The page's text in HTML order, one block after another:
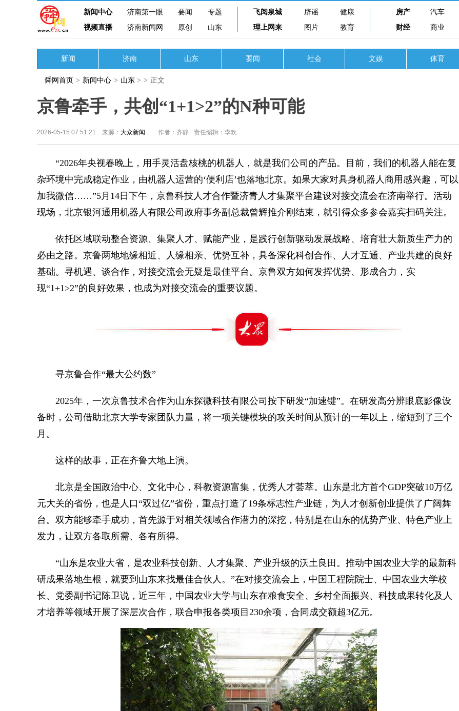
新闻中心 济南第一眼 要闻
专题
视频直播
济南新闻网 原创 山东
飞阅泉城 辟谣
健康
理上网来
图片 教育
房产 汽车
财经
商业
新闻 济南 山东 要闻 社会 文娱 体育
舜网首页 > 新闻中心 > 山东 > > 正文
京鲁牵手，共创“1+1>2”的N种可能
2026-05-15 07:51:21 来源： 大众新闻 作者：齐静 责任编辑：李欢
“2026年央视春晚上，用手灵活盘核桃的机器人，就是我们公司的产品。目前，我们的机器人能在复
杂环境中完成稳定作业，由机器人运营的‘便利店’也落地北京。如果大家对具身机器人商用感兴趣，可以
加我微信……”5月14日下午，京鲁科技人才合作暨济青人才集聚平台建设对接交流会在济南举行。活动
现场，北京银河通用机器人有限公司政府事务副总裁曾辉推介刚结束，就引得众多参会嘉宾扫码关注。
依托区域联动整合资源、集聚人才、赋能产业，是践行创新驱动发展战略、培育壮大新质生产力的
必由之路。京鲁两地地缘相近、人缘相亲、优势互补，具备深化科创合作、人才互通、产业共建的良好
基础。寻机遇、谈合作，对接交流会无疑是最佳平台。京鲁双方如何发挥优势、形成合力，实
现“1+1>2”的良好效果，也成为对接交流会的重要议题。
寻京鲁合作“最大公约数”
2025年，一次京鲁技术合作为山东探微科技有限公司按下研发“加速键”。在研发高分辨眼底影像设
备时，公司借助北京大学专家团队力量，将一项关键模块的攻关时间从预计的一年以上，缩短到了三个
月。
这样的故事，正在齐鲁大地上演。
北京是全国政治中心、文化中心，科教资源富集，优秀人才荟萃。山东是北方首个GDP突破10万亿
元大关的省份，也是人口“双过亿”省份，重点打造了19条标志性产业链，为人才创新创业提供了广阔舞
台。双方能够牵手成功，首先源于对相关领域合作潜力的深挖，特别是在山东的优势产业、特色产业上
发力，让双方各取所需、各有所得。
“山东是农业大省，是农业科技创新、人才集聚、产业升级的沃土良田。推动中国农业大学的最新科
研成果落地生根，就要到山东来找最佳合伙人。”在对接交流会上，中国工程院院士、中国农业大学校
长、党委副书记陈卫说，近三年，中国农业大学与山东在粮食安全、乡村全面振兴、科技成果转化及人
才培养等领域开展了深层次合作，联合申报各类项目230余项，合同成交额超3亿元。